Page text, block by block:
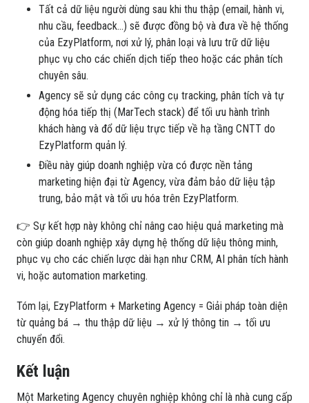
Tất cả dữ liệu người dùng sau khi thu thập (email, hành vi,
nhu cầu, feedback...) sẽ được đồng bộ và đưa về hệ thống
của EzyPlatform, nơi xử lý, phân loại và lưu trữ dữ liệu
phục vụ cho các chiến dịch tiếp theo hoặc các phân tích
chuyên sâu.
Agency sẽ sử dụng các công cụ tracking, phân tích và tự
động hóa tiếp thị (MarTech stack) để tối ưu hành trình
khách hàng và đổ dữ liệu trực tiếp về hạ tầng CNTT do
EzyPlatform quản lý.
Điều này giúp doanh nghiệp vừa có được nền tảng
marketing hiện đại từ Agency, vừa đảm bảo dữ liệu tập
trung, bảo mật và tối ưu hóa trên EzyPlatform.
👉 Sự kết hợp này không chỉ nâng cao hiệu quả marketing mà
còn giúp doanh nghiệp xây dựng hệ thống dữ liệu thông minh,
phục vụ cho các chiến lược dài hạn như CRM, AI phân tích hành
vi, hoặc automation marketing.
Tóm lại, EzyPlatform + Marketing Agency = Giải pháp toàn diện
từ quảng bá → thu thập dữ liệu → xử lý thông tin → tối ưu
chuyển đổi.
Kết luận
Một Marketing Agency chuyên nghiệp không chỉ là nhà cung cấp